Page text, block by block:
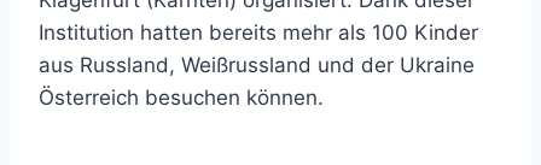
Institution hatten bereits mehr als 100 Kinder
aus Russland, Weißrussland und der Ukraine
Österreich besuchen können.